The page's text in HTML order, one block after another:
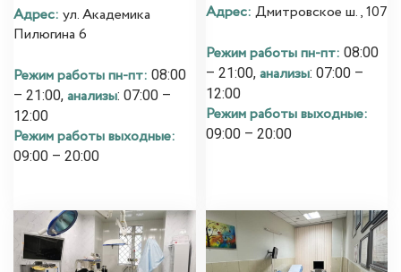
Адрес: ул. Академика
Пилюгина 6
Режим работы пн-пт: 08:00
– 21:00, анализы: 07:00 –
12:00
Режим работы выходные:
09:00 – 20:00
Адрес: Дмитровское ш., 107
Режим работы пн-пт: 08:00
– 21:00, анализы: 07:00 –
12:00
Режим работы выходные:
09:00 – 20:00